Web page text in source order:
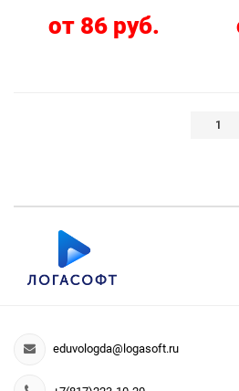
от 86 руб.
1
eduvologda@logasoft.ru